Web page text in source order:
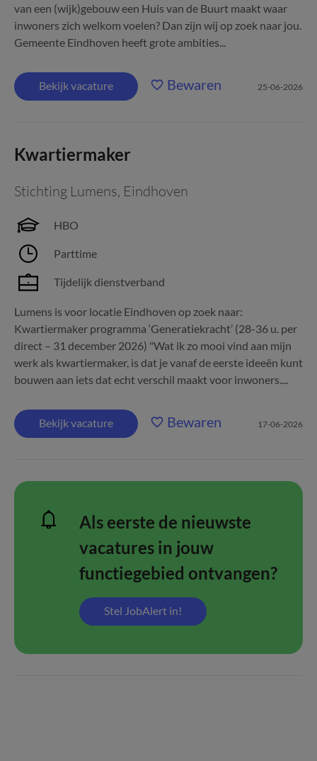
van een (wijk)gebouw een Huis van de Buurt maakt waar
inwoners zich welkom voelen? Dan zijn wij op zoek naar jou.
Gemeente Eindhoven heeft grote ambities...
Bekijk vacature Bewaren 25-06-2026
Kwartiermaker
Stichting Lumens, Eindhoven
HBO
Parttime
Tijdelijk dienstverband
Lumens is voor locatie Eindhoven op zoek naar:
Kwartiermaker programma ‘Generatiekracht’ (28-36 u. per
direct – 31 december 2026) "Wat ik zo mooi vind aan mijn
werk als kwartiermaker, is dat je vanaf de eerste ideeën kunt
bouwen aan iets dat echt verschil maakt voor inwoners....
Bekijk vacature Bewaren 17-06-2026
Als eerste de nieuwste
vacatures in jouw
functiegebied ontvangen?
Stel JobAlert in!